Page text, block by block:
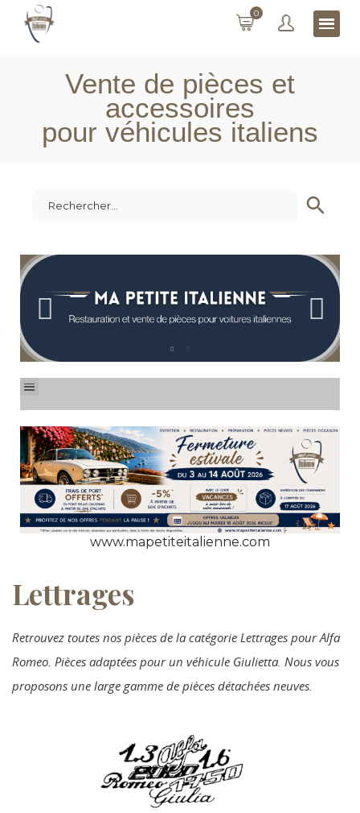
0
Vente de pièces et
accessoires
pour véhicules italiens
www.mapetiteitalienne.com
Lettrages
Retrouvez toutes nos pièces de la catégorie Lettrages pour Alfa
Romeo. Pièces adaptées pour un véhicule Giulietta. Nous vous
proposons une large gamme de pièces détachées neuves.